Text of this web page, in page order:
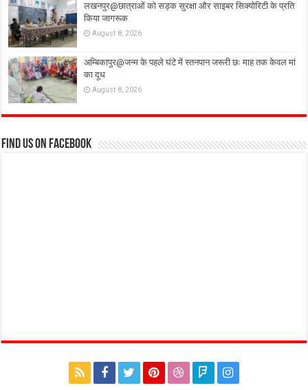
लखनपुर@छात्राओं को सड़क सुरक्षा और साइबर सिक्योरिटी के प्रति
किया जागरूक
August 8, 2026
अम्बिकापुर@जन्म के पहले घंटे में स्तनपान जरूरी छः माह तक केवल मां
का दूध
August 8, 2026
Find us on Facebook